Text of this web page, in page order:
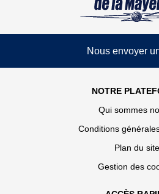
Nous envoyer
NOTRE
Qui sommes
Conditions
Plan du site
Gestion des